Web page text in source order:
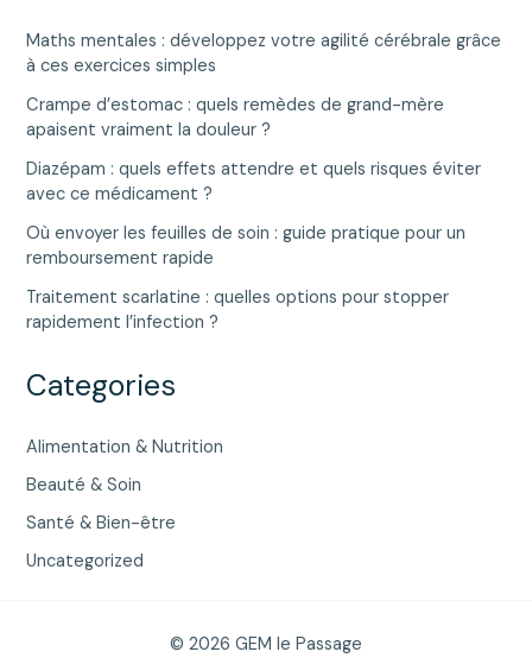
Maths mentales : développez votre agilité cérébrale grâce
à ces exercices simples
Crampe d’estomac : quels remèdes de grand-mère
apaisent vraiment la douleur ?
Diazépam : quels effets attendre et quels risques éviter
avec ce médicament ?
Où envoyer les feuilles de soin : guide pratique pour un
remboursement rapide
Traitement scarlatine : quelles options pour stopper
rapidement l’infection ?
Categories
Alimentation & Nutrition
Beauté & Soin
Santé & Bien-être
Uncategorized
© 2026 GEM le Passage